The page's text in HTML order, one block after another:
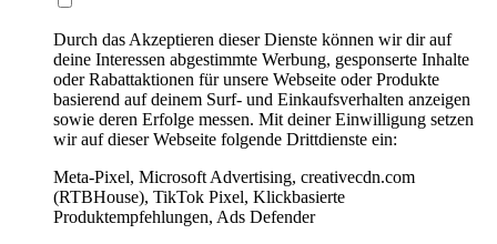
Durch das Akzeptieren dieser Dienste können wir dir auf
deine Interessen abgestimmte Werbung, gesponserte Inhalte
oder Rabattaktionen für unsere Webseite oder Produkte
basierend auf deinem Surf- und Einkaufsverhalten anzeigen
sowie deren Erfolge messen. Mit deiner Einwilligung setzen
wir auf dieser Webseite folgende Drittdienste ein:
Meta-Pixel, Microsoft Advertising, creativecdn.com
(RTBHouse), TikTok Pixel, Klickbasierte
Produktempfehlungen, Ads Defender